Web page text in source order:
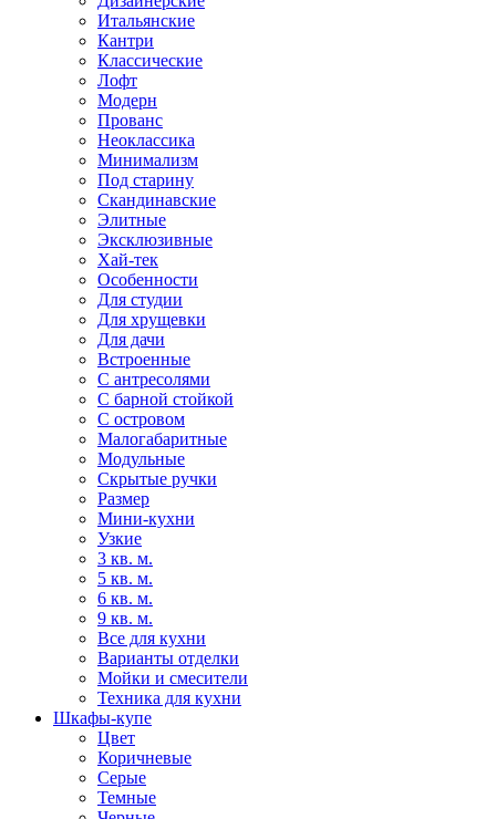
Итальянские
Кантри
Классические
Лофт
Модерн
Прованс
Неоклассика
Минимализм
Под старину
Скандинавские
Элитные
Эксклюзивные
Хай-тек
Особенности
Для студии
Для хрущевки
Для дачи
Встроенные
С антресолями
С барной стойкой
С островом
Малогабаритные
Модульные
Скрытые ручки
Размер
Мини-кухни
Узкие
3 кв. м.
5 кв. м.
6 кв. м.
9 кв. м.
Все для кухни
Варианты отделки
Мойки и смесители
Техника для кухни
Шкафы-купе
Цвет
Коричневые
Серые
Темные